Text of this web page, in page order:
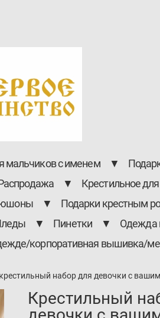
мальчиков с именем ▼
▼ Крестильное
▼ Подарки крестным
▼ Пинетки ▼ Одежда
корпоративная вышивка/
крестильный набор для девочки с
Крестильный